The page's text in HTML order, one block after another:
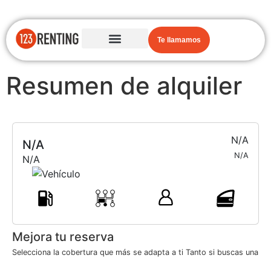
Te llamamos
Resumen de alquiler
N/A
N/A
N/A
N/A
Mejora tu reserva
Selecciona la cobertura que más se adapta a ti Tanto si buscas una